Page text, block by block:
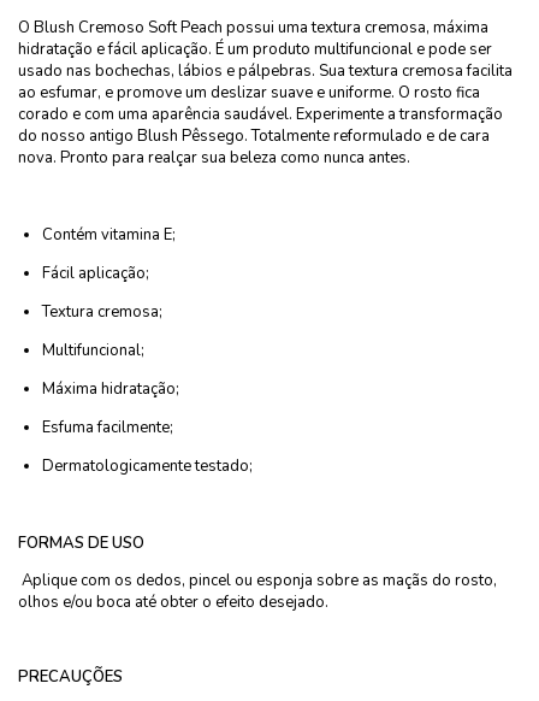
O Blush Cremoso Soft Peach possui uma textura cremosa, máxima
hidratação e fácil aplicação. É um produto multifuncional e pode ser
usado nas bochechas, lábios e pálpebras. Sua textura cremosa facilita
ao esfumar, e promove um deslizar suave e uniforme. O rosto fica
corado e com uma aparência saudável. Experimente a transformação
do nosso antigo Blush Pêssego. Totalmente reformulado e de cara
nova. Pronto para realçar sua beleza como nunca antes.
Contém vitamina E;
Fácil aplicação;
Textura cremosa;
Multifuncional;
Máxima hidratação;
Esfuma facilmente;
Dermatologicamente testado;
FORMAS DE USO
Aplique com os dedos, pincel ou esponja sobre as maçãs do rosto,
olhos e/ou boca até obter o efeito desejado.
PRECAUÇÕES